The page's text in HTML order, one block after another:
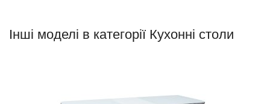
Інші моделі в категорії Кухонні столи